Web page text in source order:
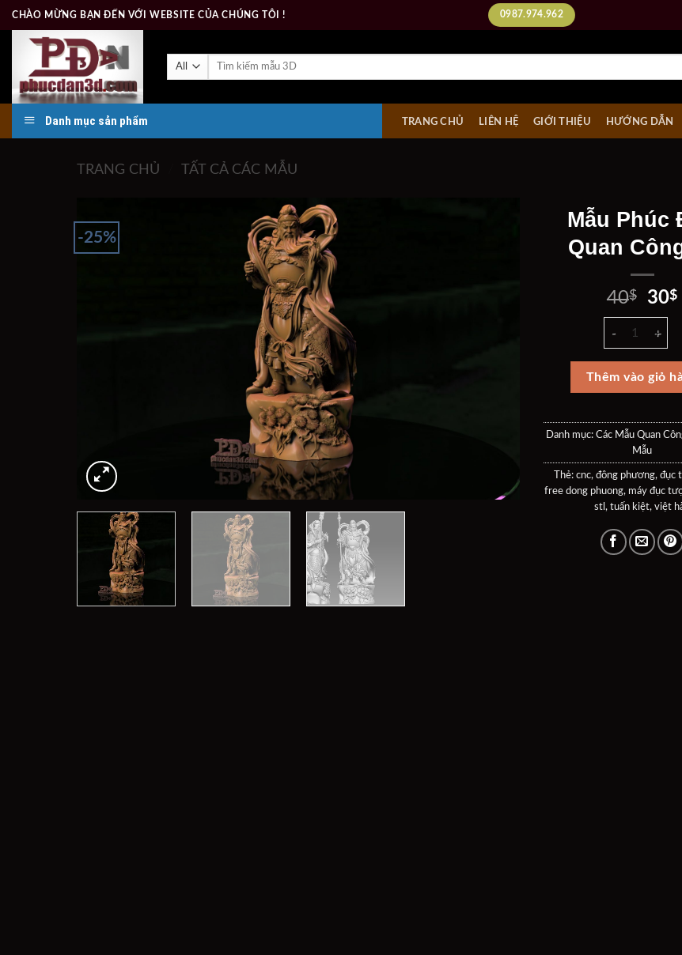
Skip
to
content
CHÀO MỪNG BẠN ĐẾN VỚI WEBSITE CỦA CHÚNG TÔI ! 0987.974.962
Tìm
Danh mục sản phẩm TRANG CHỦ LIÊN HỆ GIỚI THIỆU HƯỚNG DẪN
TRANG CHỦ TẤT CẢ CÁC MẪU
-25%
Mẫu Phúc
Quan
40$
Giá
gốc
là:
40$.
30$
Mẫu Phúc Đan
Thêm vào giỏ
Danh mục: Các Mẫu Quan
Mẫu
Thẻ: cnc, đông phương, đục
free dong phuong, máy đục
stl , tuấn kiệt, việt